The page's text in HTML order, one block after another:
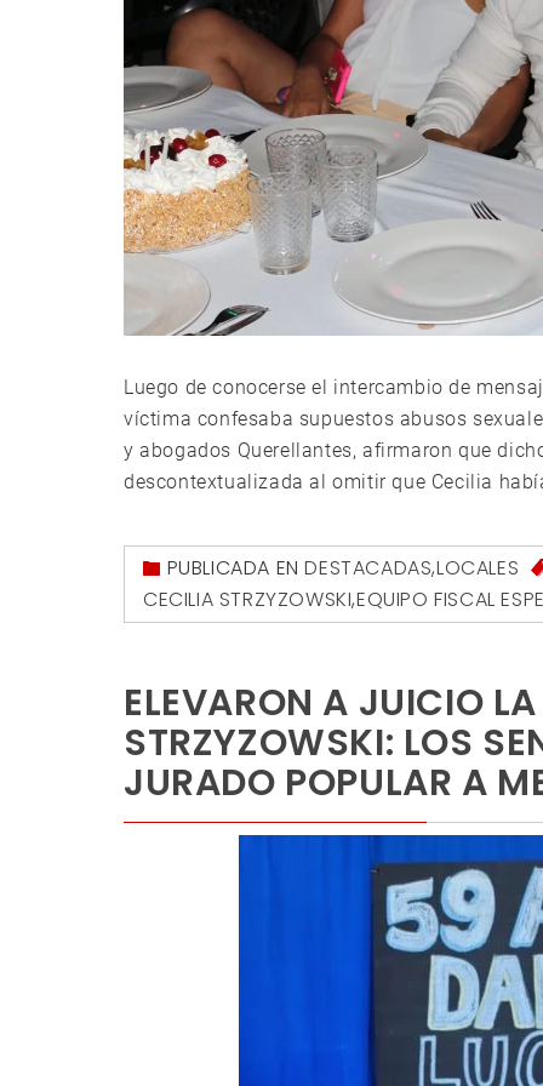
Luego de conocerse el intercambio de
víctima confesaba supuestos abusos
y abogados Querellantes, afirmaron que
descontextualizada al omitir que Cecilia
PUBLICADA ENDESTACADAS,LOCALES
CECILIA STRZYZOWSKI,EQUIPO FISCAL
ELEVARON A JUICIO
STRZYZOWSKI: LOS
JURADO POPULAR A